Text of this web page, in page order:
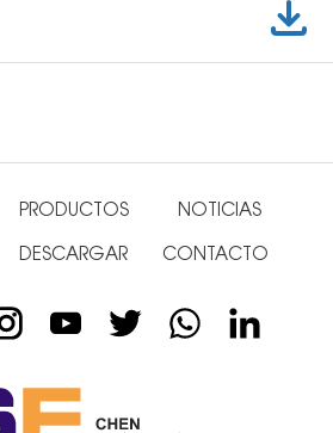
PRODUCTOS NOTICIAS
DESCARGAR CONTACTO